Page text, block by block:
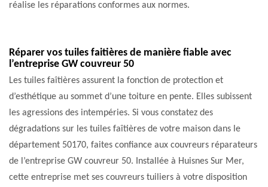
réalise les réparations conformes aux normes.
Réparer vos tuiles faitières de manière fiable avec
l’entreprise GW couvreur 50
Les tuiles faîtières assurent la fonction de protection et
d’esthétique au sommet d’une toiture en pente. Elles subissent
les agressions des intempéries. Si vous constatez des
dégradations sur les tuiles faîtières de votre maison dans le
département 50170, faites confiance aux couvreurs réparateurs
de l’entreprise GW couvreur 50. Installée à Huisnes Sur Mer,
cette entreprise met ses couvreurs tuiliers à votre disposition